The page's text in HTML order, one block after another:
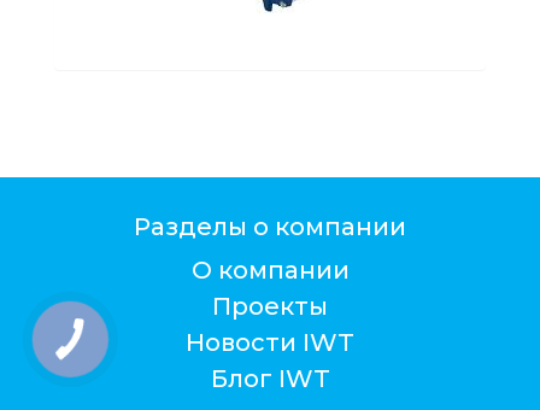
Разделы о компании
О компании
Проекты
Новости IWT
Блог IWT